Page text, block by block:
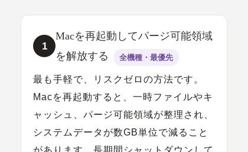
1
Macを再起動してパージ可能領域
を解放する
全機種・最優先
最も手軽で、リスクゼロの方法です。
Macを再起動すると、 一時ファイルやキ
ャッシュ、パージ可能領域が整理され、
システムデータが数GB単位で減ること